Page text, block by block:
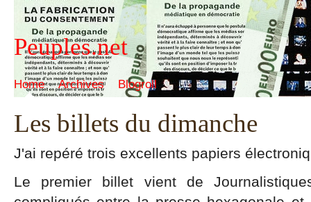
Peuples.net
Home Archives Blogroll
Les billets du dimanche
J'ai repéré trois excellents papiers
Le premier billet vient de